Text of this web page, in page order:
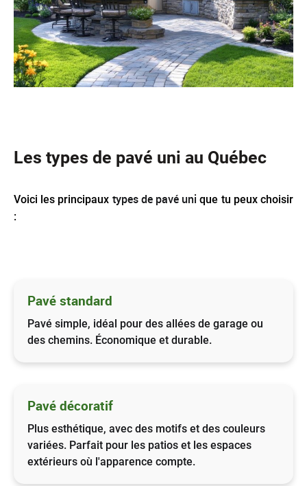
Les types de pavé uni au Québec
Voici les principaux types de pavé uni que tu peux choisir
:
Pavé standard
Pavé simple, idéal pour des allées de garage ou
des chemins. Économique et durable.
Pavé décoratif
Plus esthétique, avec des motifs et des couleurs
variées. Parfait pour les patios et les espaces
extérieurs où l'apparence compte.